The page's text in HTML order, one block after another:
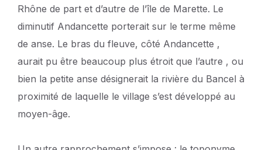
Rhône de part et d’autre de l’île de Marette. Le
diminutif Andancette porterait sur le terme même
de anse. Le bras du fleuve, côté Andancette ,
aurait pu être beaucoup plus étroit que l’autre , ou
bien la petite anse désignerait la rivière du Bancel à
proximité de laquelle le village s’est développé au
moyen-âge.